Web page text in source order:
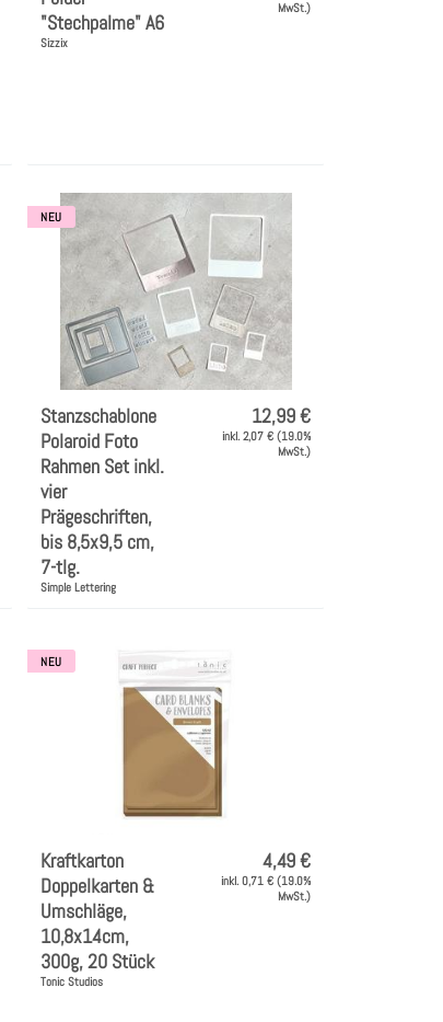
"Stechpalme" A6
Sizzix
MwSt.)
NEU
Stanzschablone
Polaroid Foto
Rahmen Set inkl.
vier
Prägeschriften,
bis 8,5x9,5 cm,
7-tlg.
Simple Lettering
12,99 €
inkl. 2,07 € (19.0%
MwSt.)
NEU
Kraftkarton
Doppelkarten &
Umschläge,
10,8x14cm,
300g, 20 Stück
Tonic Studios
4,49 €
inkl. 0,71 € (19.0%
MwSt.)